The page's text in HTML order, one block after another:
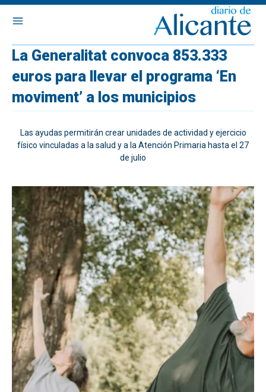
La Generalitat convoca 853.333
euros para llevar el programa ‘En
moviment’ a los municipios
Las ayudas permitirán crear unidades de actividad y ejercicio
físico vinculadas a la salud y a la Atención Primaria hasta el 27
de julio